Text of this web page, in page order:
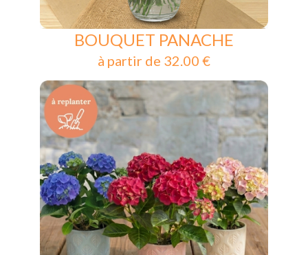
BOUQUET PANACHE
à partir de 32.00 €